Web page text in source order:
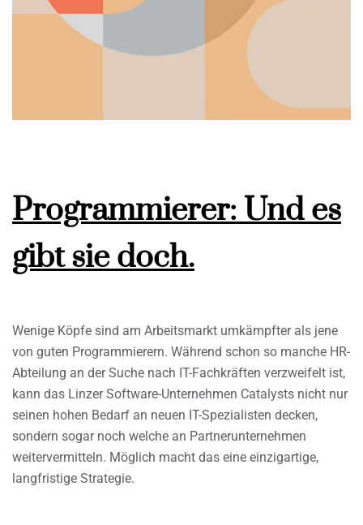
Programmierer: Und es
gibt sie doch.
Wenige Köpfe sind am Arbeitsmarkt umkämpfter als jene
von guten Programmierern. Während schon so manche HR-
Abteilung an der Suche nach IT-Fachkräften verzweifelt ist,
kann das Linzer Software-Unternehmen Catalysts nicht nur
seinen hohen Bedarf an neuen IT-Spezialisten decken,
sondern sogar noch welche an Partnerunternehmen
weitervermitteln. Möglich macht das eine einzigartige,
langfristige Strategie.